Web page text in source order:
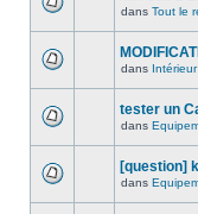
dans Tout le
dans Intérieur
tester un
dans
[question]
dans